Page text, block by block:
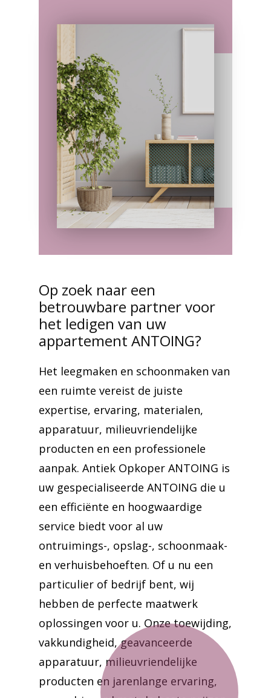
Op zoek naar een
betrouwbare partner voor
het ledigen van uw
appartement ANTOING?
Het leegmaken en schoonmaken van
een ruimte vereist de juiste
expertise, ervaring, materialen,
apparatuur, milieuvriendelijke
producten en een professionele
aanpak. Antiek Opkoper ANTOING is
uw gespecialiseerde ANTOING die u
een efficiënte en hoogwaardige
service biedt voor al uw
ontruimings-, opslag-, schoonmaak-
en verhuisbehoeften. Of u nu een
particulier of bedrijf bent, wij
hebben de perfecte maatwerk
oplossingen voor u. Onze toewijding,
vakkundigheid, geavanceerde
apparatuur, milieuvriendelijke
producten en jarenlange ervaring,